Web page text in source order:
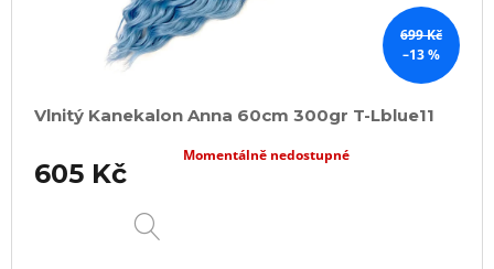
699 Kč
–13 %
Vlnitý Kanekalon Anna 60cm 300gr T-Lblue11
605 Kč
Momentálně nedostupné